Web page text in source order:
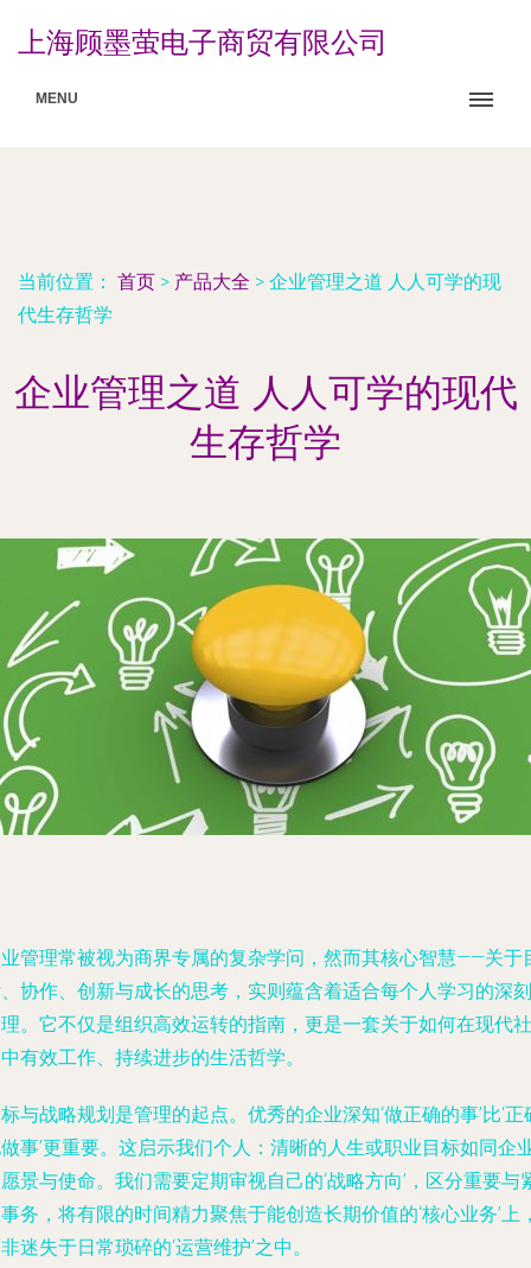
上海顾墨萤电子商贸有限公司
MENU
当前位置： 首页 > 产品大全 > 企业管理之道 人人可学的现
代生存哲学
企业管理之道 人人可学的现代
生存哲学
管理常被视为商界专属的复杂学问，然而其核心智慧——关于
协作、创新与成长的思考，实则蕴含着适合每个人学习的深刻
。它不仅是组织高效运转的指南，更是一套关于如何在现代社
有效工作、持续进步的生活哲学。
与战略规划是管理的起点。优秀的企业深知‘做正确的事’比‘正
事’更重要。这启示我们个人：清晰的人生或职业目标如同企
景与使命。我们需要定期审视自己的‘战略方向’，区分重要与
务，将有限的时间精力聚焦于能创造长期价值的‘核心业务’上
迷失于日常琐碎的‘运营维护’之中。